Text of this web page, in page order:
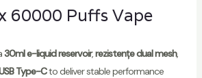
60000 Puffs Vape
30ml e-liquid reservoir,rezistențe dual mesh,
Type-Cto deliver stable performance